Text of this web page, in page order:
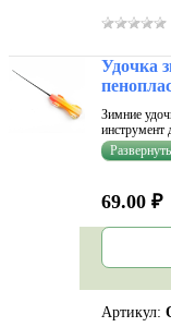
Удочка
Зимние
инструмент
и
рыбалки.
69.00 ₽
Артикул: